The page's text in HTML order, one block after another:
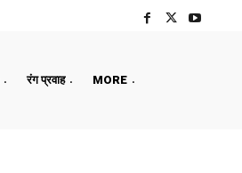
रंग प्रवाह MORE